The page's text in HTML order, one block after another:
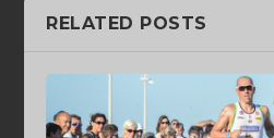
RELATED POSTS